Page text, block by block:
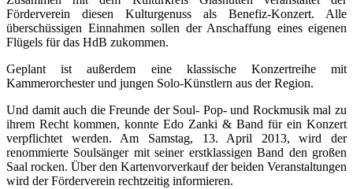
Förderverein diesen Kulturgenuss als Benefiz-Konzert. Alle
überschüssigen Einnahmen sollen der Anschaffung eines eigenen
Flügels für das HdB zukommen.
Geplant ist außerdem eine klassische Konzertreihe mit
Kammerorchester und jungen Solo-Künstlern aus der Region.
Und damit auch die Freunde der Soul- Pop- und Rockmusik mal zu
ihrem Recht kommen, konnte Edo Zanki & Band für ein Konzert
verpflichtet werden. Am Samstag, 13. April 2013, wird der
renommierte Soulsänger mit seiner erstklassigen Band den großen
Saal rocken. Über den Kartenvorverkauf der beiden Veranstaltungen
wird der Förderverein rechtzeitig informieren.